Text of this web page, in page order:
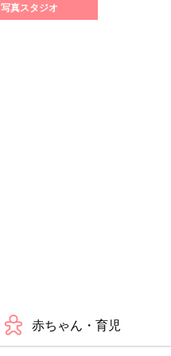
写真スタジオ
赤ちゃん・育児